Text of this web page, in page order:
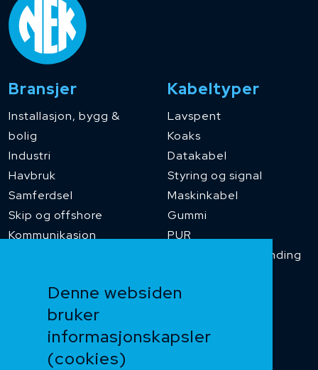
Denne websiden
bruker
informasjonskapsler
(cookies)
Bransjer
Installasjon, bygg &
bolig
Industri
Havbruk
Samferdsel
Skip og offshore
Kommunikasjon
Kabeltyper
Lavspent
Koaks
Datakabel
Styring og signal
Maskinkabel
Gummi
PUR
Temperaturbestanding
Heis og kran
Kategorikabel